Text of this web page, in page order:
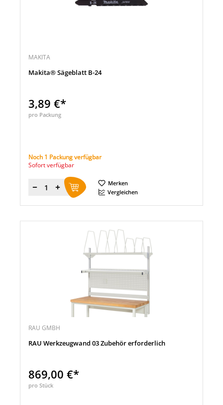
MAKITA
Makita® Sägeblatt B-24
3,89 €*
pro Packung
Noch 1 Packung verfügbar
Sofort verfügbar
Menge
Merken
Vergleichen
RAU GMBH
RAU Werkzeugwand 03 Zubehör erforderlich
869,00 €*
pro Stück